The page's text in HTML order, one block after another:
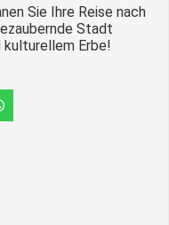
Sie Ihre Reise nach
Stadt
Erbe!